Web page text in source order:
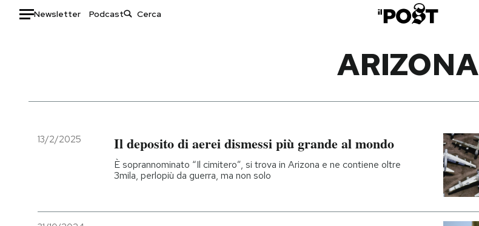
Newsletter Podcast
Italia
Politica
Moda
Ok Boomer!
ARIZONA
13/2/2025 Il deposito di aerei dismessi più grande al mondo
È soprannominato “Il cimitero”, si trova in Arizona e ne contiene oltre
3mila, perlopiù da guerra, ma non solo